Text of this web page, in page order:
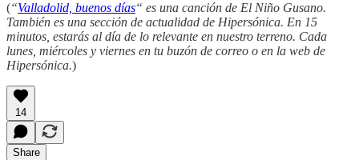
(“Valladolid, buenos días“ es una canción de El Niño Gusano.
También es una sección de actualidad de Hipersónica. En 15
minutos, estarás al día de lo relevante en nuestro terreno. Cada
lunes, miércoles y viernes en tu buzón de correo o en la web de
Hipersónica.)
14
Share